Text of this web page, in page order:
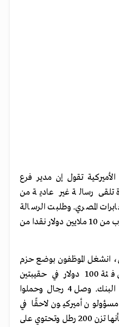
تقول إن مدير فرع
تلقى رسالة غير عادية من
المصري. وطلبت الرسالة
من البنك “سحب” ما يقرب من 10 ملايين دولار نقدا من
انشغل الموظفون بوضع حزم
من الأوراق النقدية من فئة 100 دولار في حقيبتين
كبيرتين، وفقًا لسجلات البنك. وصل 4 رجال وحملوا
أميركيون لاحقًا في
ملفات محكمة مختومة بأنها تزن 200 رطل وتحتوي على